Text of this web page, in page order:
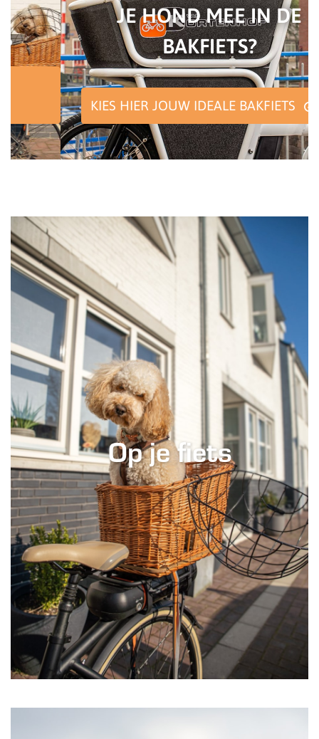
JE HOND MEE IN DE
BAKFIETS?
KIES HIER JOUW IDEALE BAKFIETS
Op je fiets